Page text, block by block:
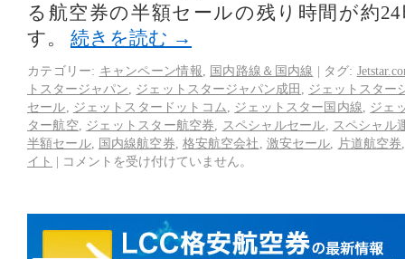
る航空券の半額セールの残り時間が約
す。 続きを読む →
カテゴリー: キャンペーン情報 国内路線＆国内線 | タグ:
トスタージャパン
ジェットスタージャパン成田
ジェットスター
セール
ジェットスタードットコム ジェットスター国内線
ジェ
ター航空
ジェットスター航空券 スペシャルセール
スペシャル
半額セール, 国内線航空券 格安航空会社 激安セール 片道航空券
イト | コメントを受け付けていません。